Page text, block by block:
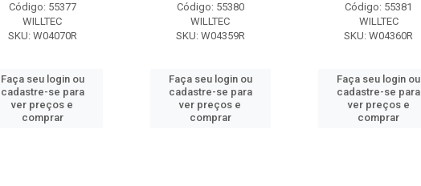
Código: 55377
WILLTEC
SKU: W04070R
Faça seu login ou
cadastre-se para
ver preços e
comprar
Código: 55380
WILLTEC
SKU: W04359R
Faça seu login ou
cadastre-se para
ver preços e
comprar
Código: 55381
WILLTEC
SKU: W04360R
Faça seu login ou
cadastre-se para
ver preços e
comprar